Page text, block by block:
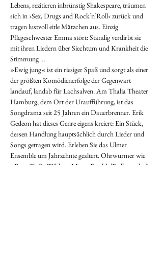
Lebens, rezitieren inbrünstig Shakespeare, träumen
sich in ›Sex, Drugs and Rock’n’Roll‹ zurück und
tragen lustvoll eitle Mätzchen aus. Einzig
Pflegeschwester Emma stört: Ständig verdirbt sie
mit ihren Liedern über Siechtum und Krankheit die
Stimmung …
»Ewig jung« ist ein riesiger Spaß und sorgt als einer
der größten Komödienerfolge der Gegenwart
landauf, landab für Lachsalven. Am Thalia Theater
Hamburg, dem Ort der Uraufführung, ist das
Songdrama seit 25 Jahren ein Dauerbrenner. Erik
Gedeon hat dieses Genre eigens kreiert: Ein Stück,
dessen Handlung hauptsächlich durch Lieder und
Songs getragen wird. Erleben Sie das Ulmer
Ensemble um Jahrzehnte gealtert. Ohrwürmer wie
»Born To Be Wild«, »I Love Rock’n’Roll« und »I